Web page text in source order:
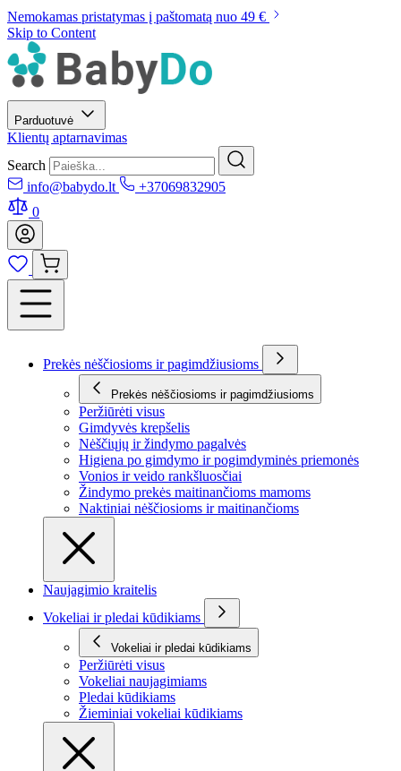
Nemokamas pristatymas į paštomatą nuo 49 €
Skip to Content
Parduotuvė
Klientų aptarnavimas
Search
info@babydo.lt
+37069832905
0
Prekės nėščiosioms ir pagimdžiusioms
Prekės nėščiosioms ir pagimdžiusioms
Peržiūrėti visus
Gimdyvės krepšelis
Nėščiųjų ir žindymo pagalvės
Higiena po gimdymo ir pogimdyminės priemonės
Vonios ir veido rankšluosčiai
Žindymo prekės maitinančioms mamoms
Naktiniai nėščiosioms ir maitinančioms
Naujagimio kraitelis
Vokeliai ir pledai kūdikiams
Vokeliai ir pledai kūdikiams
Peržiūrėti visus
Vokeliai naujagimiams
Pledai kūdikiams
Žieminiai vokeliai kūdikiams